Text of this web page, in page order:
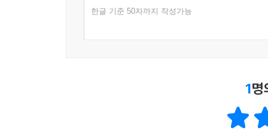
한글 기준 50자까지 작성가능
1명